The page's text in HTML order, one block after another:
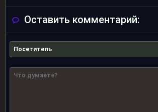
Оставить комментарий: